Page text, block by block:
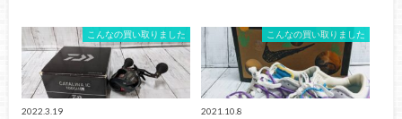
こんなの買い取りました
2022.3.19
こんなの買い取りました
2021.10.8